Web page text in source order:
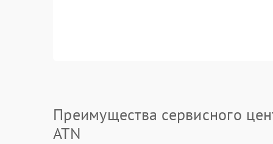
Преимущества сервисного
ATN